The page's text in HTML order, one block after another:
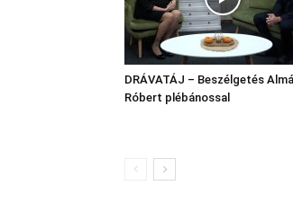
DRÁVATÁJ – Beszélgetés
Róbert plébánossal